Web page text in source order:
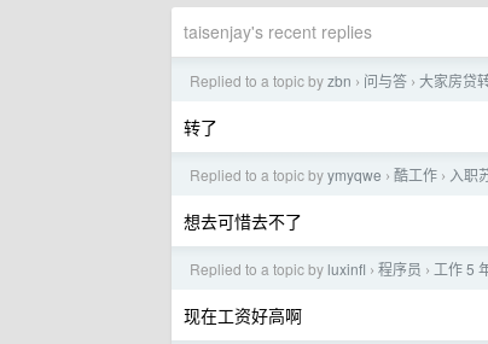
taisenjay's recent replies
Replied to a topic byzbn › 问与答 › 大家房贷
转了
Replied to a topic byymyqwe › 酷工作 › 入职
想去可惜去不了
Replied to a topic by luxinfl › 程序员 › 工作 5
现在工资好高啊